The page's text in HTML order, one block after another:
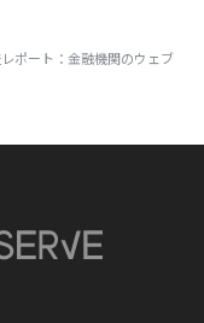
ポート：金融機関のウェブ